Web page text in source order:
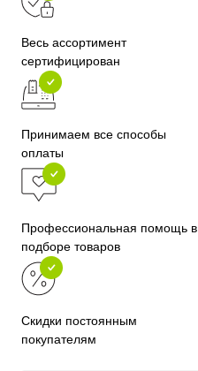
Весь ассортимент
сертифицирован
Принимаем все способы
оплаты
Профессиональная помощь в
подборе товаров
Скидки постоянным
покупателям